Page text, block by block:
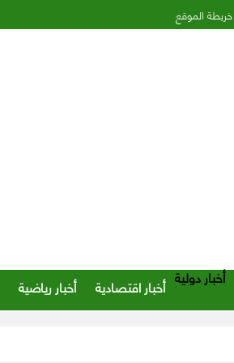
خريطة الموقع
أخبار دولية أخبار اقتصادية أخبار رياضية